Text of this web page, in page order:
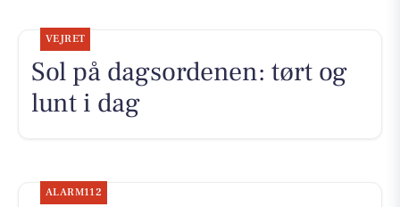
VEJRET
Sol på dagsordenen: tørt og
lunt i dag
ALARM112